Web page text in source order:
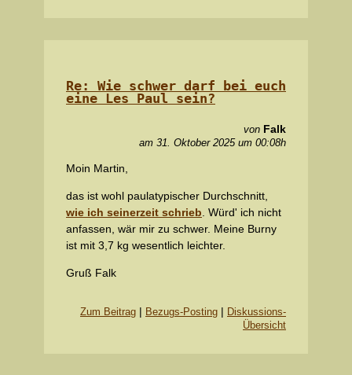
Re: Wie schwer darf bei euch
eine Les Paul sein?
von Falk
am 31. Oktober 2025 um 00:08h
Moin Martin,
das ist wohl paulatypischer Durchschnitt,
wie ich seinerzeit schrieb . Würd' ich nicht
anfassen, wär mir zu schwer. Meine Burny
ist mit 3,7 kg wesentlich leichter.
Gruß Falk
Zum Beitrag | Bezugs-Posting | Diskussions-
Übersicht